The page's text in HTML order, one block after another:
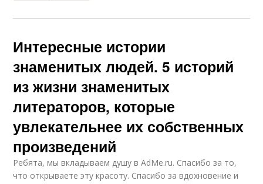
Интересные истории
знаменитых людей. 5 историй
из жизни знаменитых
литераторов, которые
увлекательнее их собственных
произведений
Ребята, мы вкладываем душу в AdMe.ru. Cпасибо за то,
что открываете эту красоту. Спасибо за вдохновение и